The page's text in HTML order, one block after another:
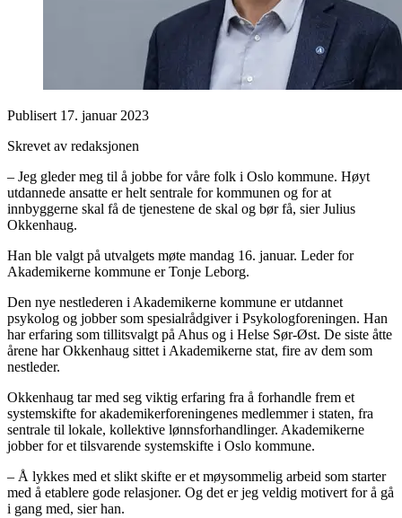
Publisert 17. januar 2023
Skrevet av redaksjonen
– Jeg gleder meg til å jobbe for våre folk i Oslo kommune. Høyt
utdannede ansatte er helt sentrale for kommunen og for at
innbyggerne skal få de tjenestene de skal og bør få, sier Julius
Okkenhaug.
Han ble valgt på utvalgets møte mandag 16. januar. Leder for
Akademikerne kommune er Tonje Leborg.
Den nye nestlederen i Akademikerne kommune er utdannet
psykolog og jobber som spesialrådgiver i Psykologforeningen. Han
har erfaring som tillitsvalgt på Ahus og i Helse Sør-Øst. De siste åtte
årene har Okkenhaug sittet i Akademikerne stat, fire av dem som
nestleder.
Okkenhaug tar med seg viktig erfaring fra å forhandle frem et
systemskifte for akademikerforeningenes medlemmer i staten, fra
sentrale til lokale, kollektive lønnsforhandlinger. Akademikerne
jobber for et tilsvarende systemskifte i Oslo kommune.
– Å lykkes med et slikt skifte er et møysommelig arbeid som starter
med å etablere gode relasjoner. Og det er jeg veldig motivert for å gå
i gang med, sier han.